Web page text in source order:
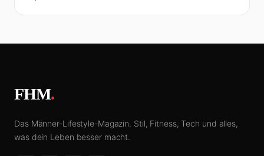
FHM.
Das Männer-Lifestyle-Magazin. Stil, Fitness, Tech und alles,
was dein Leben besser macht.